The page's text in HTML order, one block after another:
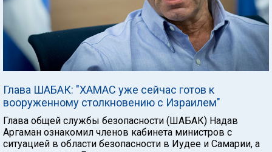
Глава ШАБАК: "ХАМАС уже сейчас готов к
вооруженному столкновению с Израилем"
Глава общей службы безопасности (ШАБАК) Надав
Аргаман ознакомил членов кабинета министров с
ситуацией в области безопасности в Иудее и Самарии, а